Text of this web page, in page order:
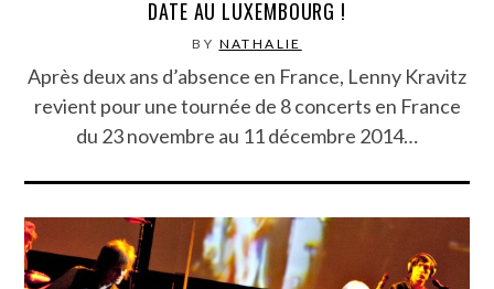
DATE AU LUXEMBOURG !
BY NATHALIE
Après deux ans d’absence en France, Lenny Kravitz
revient pour une tournée de 8 concerts en France
du 23 novembre au 11 décembre 2014…